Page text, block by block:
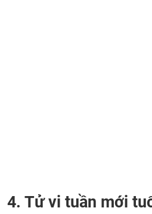
4. Tử vi tuần mới